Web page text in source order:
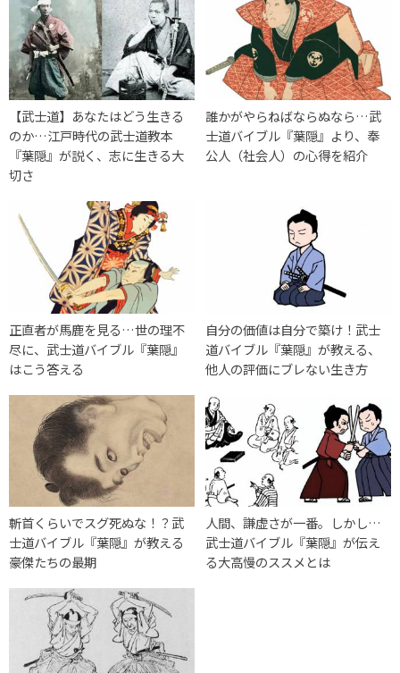
【武士道】あなたはどう生きる
のか…江戸時代の武士道教本
『葉隠』が説く、志に生きる大
切さ
誰かがやらねばならぬなら…武
士道バイブル『葉隠』より、奉
公人（社会人）の心得を紹介
正直者が馬鹿を見る…世の理不
尽に、武士道バイブル『葉隠』
はこう答える
自分の価値は自分で築け！武士
道バイブル『葉隠』が教える、
他人の評価にブレない生き方
斬首くらいでスグ死ぬな！？武
士道バイブル『葉隠』が教える
豪傑たちの最期
人間、謙虚さが一番。しかし…
武士道バイブル『葉隠』が伝え
る大高慢のススメとは